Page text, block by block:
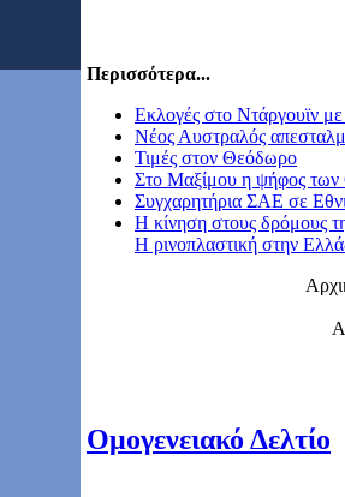
Περισσότερα...
Εκλογές στο Ντάργουϊν με
Nέος Αυστραλός
Τιμές στον Θεόδωρο
Στο Μαξίμου η ψήφος
Συγχαρητήρια ΣΑΕ σε
Η κίνηση στους δρόμους
Η ρινοπλαστική στην
Ομογενειακό Δελτίο